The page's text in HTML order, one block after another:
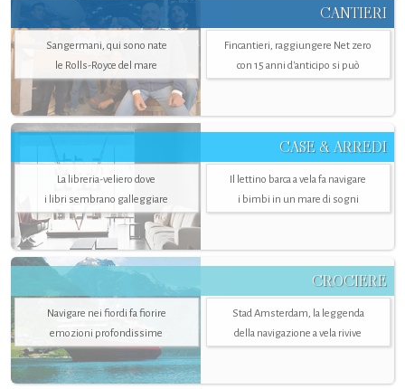
CANTIERI
Sangermani, qui sono nate
le Rolls-Royce del mare
Fincantieri, raggiungere Net zero
con 15 anni d'anticipo si può
CASE & ARREDI
La libreria-veliero dove
i libri sembrano galleggiare
Il lettino barca a vela fa navigare
i bimbi in un mare di sogni
CROCIERE
Navigare nei fiordi fa fiorire
emozioni profondissime
Stad Amsterdam, la leggenda
della navigazione a vela rivive